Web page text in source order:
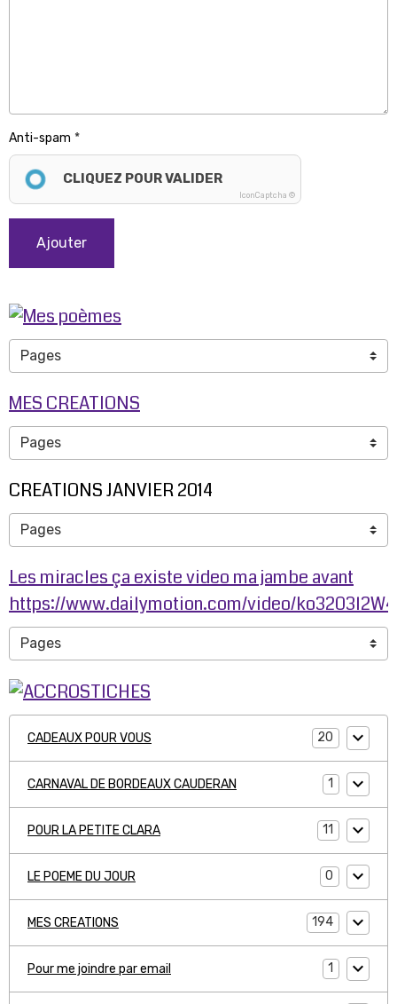
Anti-spam
CLIQUEZ POUR VALIDER
IconCaptcha ©
Ajouter
MES CREATIONS
CREATIONS JANVIER 2014
Les miracles ça existe video ma jambe avant
https://www.dailymotion.com/video/
CADEAUX POUR VOUS 20
CARNAVAL DE BORDEAUX CAUDERAN 1
POUR LA PETITE CLARA 11
LE POEME DU JOUR 0
MES CREATIONS 194
Pour me joindre par email 1